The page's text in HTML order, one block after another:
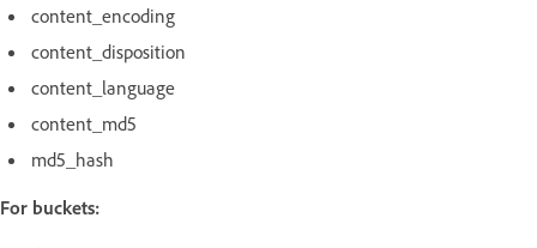
content_encoding
content_disposition
content_language
content_md5
md5_hash
For buckets: